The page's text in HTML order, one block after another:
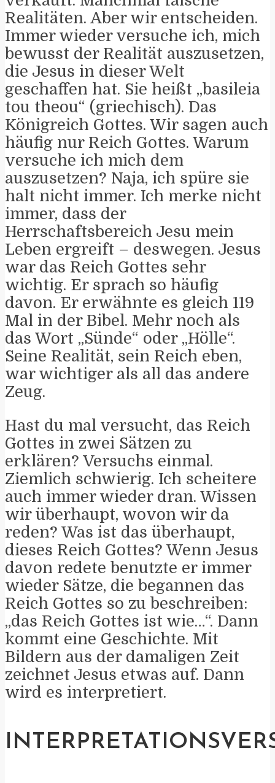
Realitäten. Aber wir entscheiden.
Immer wieder versuche ich, mich
bewusst der Realität auszusetzen,
die Jesus in dieser Welt
geschaffen hat. Sie heißt „basileia
tou theou“ (griechisch). Das
Königreich Gottes. Wir sagen auch
häufig nur Reich Gottes. Warum
versuche ich mich dem
auszusetzen? Naja, ich spüre sie
halt nicht immer. Ich merke nicht
immer, dass der
Herrschaftsbereich Jesu mein
Leben ergreift – deswegen. Jesus
war das Reich Gottes sehr
wichtig. Er sprach so häufig
davon. Er erwähnte es gleich 119
Mal in der Bibel. Mehr noch als
das Wort „Sünde“ oder „Hölle“.
Seine Realität, sein Reich eben,
war wichtiger als all das andere
Zeug.
Hast du mal versucht, das Reich
Gottes in zwei Sätzen zu
erklären? Versuchs einmal.
Ziemlich schwierig. Ich scheitere
auch immer wieder dran. Wissen
wir überhaupt, wovon wir da
reden? Was ist das überhaupt,
dieses Reich Gottes? Wenn Jesus
davon redete benutzte er immer
wieder Sätze, die begannen das
Reich Gottes so zu beschreiben:
„das Reich Gottes ist wie…“. Dann
kommt eine Geschichte. Mit
Bildern aus der damaligen Zeit
zeichnet Jesus etwas auf. Dann
wird es interpretiert.